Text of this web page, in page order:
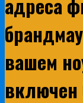
адреса
вашем
включен